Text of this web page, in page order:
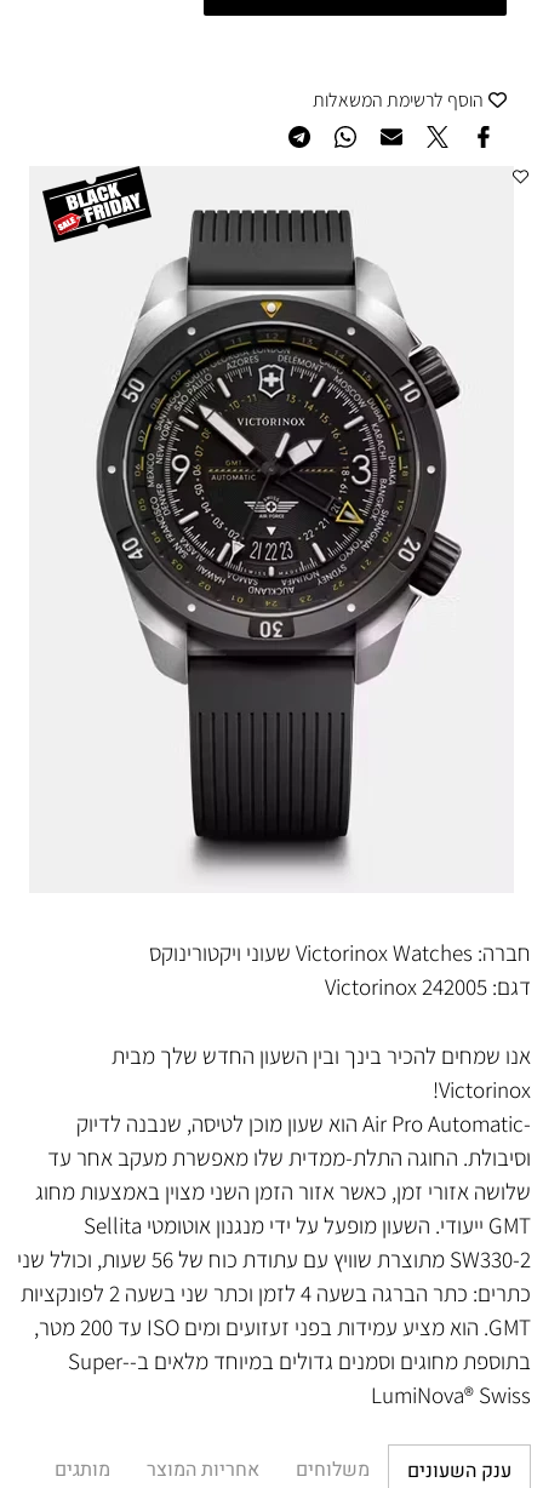
הוסף לרשימת המשאלות
חברה:
דגם: Victorinox 242005
אנו שמחים להכיר בינך ובין השעון החדש שלך מבית
Victorinox!
-Air Pro Automatic הוא שעון מוכן לטיסה, שנבנה לדיוק
וסיבולת. החוגה התלת-ממדית שלו מאפשרת מעקב אחר עד
שלושה אזורי זמן, כאשר אזור הזמן השני מצוין באמצעות מחוג
GMT ייעודי. השעון מופעל על ידי מנגנון אוטומטי Sellita
SW330-2 מתוצרת שוויץ עם עתודת כוח של 56 שעות, וכולל שני
כתרים: כתר הברגה בשעה 4 לזמן וכתר שני בשעה 2 לפונקציות
GMT. הוא מציע עמידות בפני זעזועים ומים ISO עד 200 מטר,
בתוספת מחוגים וסמנים גדולים במיוחד מלאים ב-Super-
LumiNova® Swiss
ענק השעונים משלוחים אחריות המוצר מותגים